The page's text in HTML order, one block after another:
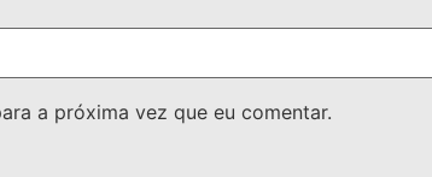
a próxima vez que eu comentar.